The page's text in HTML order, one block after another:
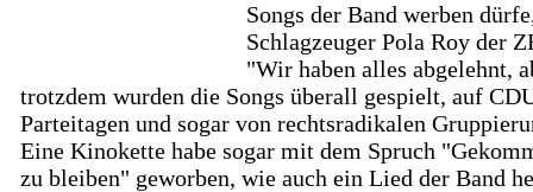
Songs der Band werben
Schlagzeuger Pola Roy der
"Wir haben alles abgelehnt,
trotzdem wurden die Songs überall gespielt, auf
Parteitagen und sogar von rechtsradikalen
Eine Kinokette habe sogar mit dem Spruch
zu bleiben" geworben, wie auch ein Lied der Band